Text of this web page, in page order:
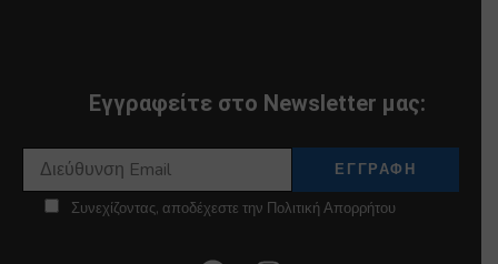
Εγγραφείτε στο Newsletter μας:
Συνεχίζοντας, αποδέχεστε την Πολιτική Απορρήτου